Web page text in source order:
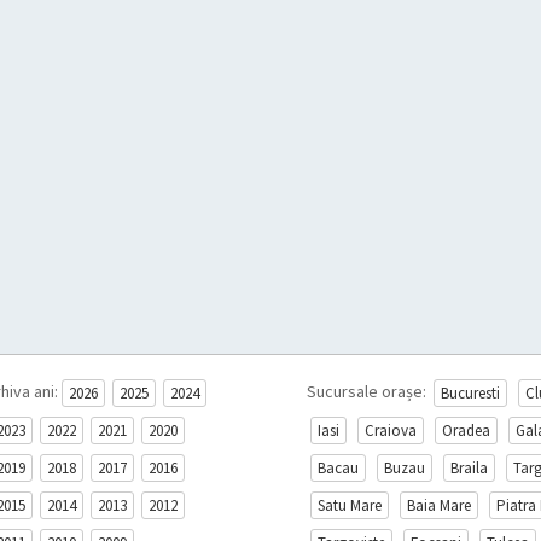
ani: 2026 2025
2024
2022 2021
2020
2018 2017
2016
2014 2013
2012
Sucursale orașe: Bucuresti
Iasi
Craiova Oradea
Bacau
Buzau Braila
Satu Mare
Baia Mare Piatra